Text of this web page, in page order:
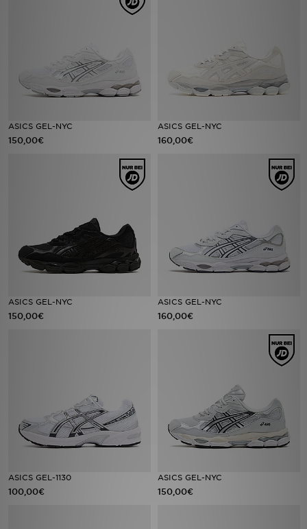
ASICS GEL-NYC
150,00€
ASICS GEL-NYC
160,00€
ASICS GEL-NYC
150,00€
ASICS GEL-NYC
160,00€
ASICS GEL-1130
100,00€
ASICS GEL-NYC
150,00€
Hilfe & Kontakt
Geschenkgutschein